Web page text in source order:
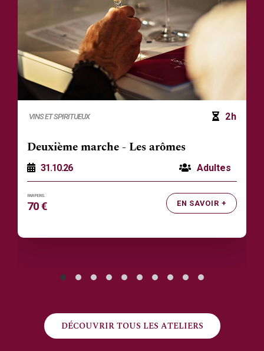
VINS ET SPIRITUEUX 2h
Deuxième marche - Les arômes
Adultes
31.10.26
EN SAVOIR +
70 €
DÉCOUVRIR TOUS LES ATELIERS